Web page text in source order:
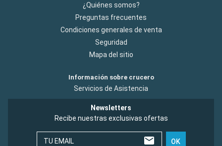
¿Quiénes somos?
Preguntas frecuentes
Condiciones generales de venta
Seguridad
Mapa del sitio
Información sobre crucero
Servicios de Asistencia
Newsletters
Recibe nuestras exclusivas ofertas
TU EMAIL OK